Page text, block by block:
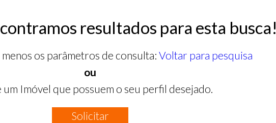
resultados para esta busca!
os parâmetros de consulta: Voltar para pesquisa
ou
um Imóvel que possuem o seu perfil desejado.
Solicitar